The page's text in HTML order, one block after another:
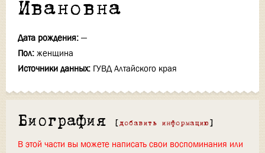
Ивановна
Дата рождения: —
Пол: женщина
Источники данных: ГУВД Алтайского края
Биография [ добавить информацию ]
В этой части вы можете написать свои воспоминания или